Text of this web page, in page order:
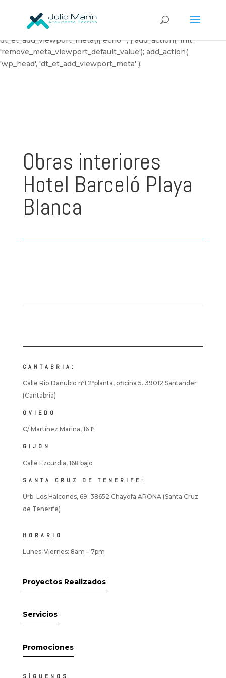
function remove_meta_viewport_default_value() {
remove_action('wp_head', 'et_add_viewport_meta'); } function
dt_et_add_viewport_meta(){ echo ''; } add_action( 'init',
'remove_meta_viewport_default_value'); add_action(
'wp_head', 'dt_et_add_viewport_meta' );
Obras interiores
Hotel Barceló Playa
Blanca
CANTABRIA:
Calle Rio Danubio nº1 2ªplanta, oficina 5. 39012 Santander
(Cantabria)
OVIEDO
C/ Martínez Marina, 16 1º
GIJÓN
Calle Ezcurdia, 168 bajo
SANTA CRUZ DE TENERIFE:
Urb. Los Halcones, 69. 38652 Chayofa ARONA (Santa Cruz
de Tenerife)
HORARIO
Lunes-Viernes: 8am – 7pm
Proyectos Realizados
Servicios
Promociones